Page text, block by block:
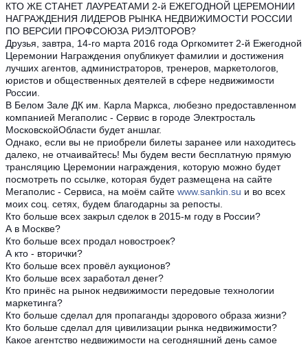
КТО ЖЕ СТАНЕТ ЛАУРЕАТАМИ 2-й ЕЖЕГОДНОЙ ЦЕРЕМОНИИ
НАГРАЖДЕНИЯ ЛИДЕРОВ РЫНКА НЕДВИЖИМОСТИ РОССИИ
ПО ВЕРСИИ ПРОФСОЮЗА РИЭЛТОРОВ?
Друзья, завтра, 14-го марта 2016 года Оргкомитет 2-й Ежегодной
Церемонии Награждения опубликует фамилии и достижения
лучших агентов, администраторов, тренеров, маркетологов,
юристов и общественных деятелей в сфере недвижимости
России.
В Белом Зале ДК им. Карла Маркса, любезно предоставленном
компанией Мегаполис - Сервис в городе Электросталь
МосковскойОбласти будет аншлаг.
Однако, если вы не приобрели билеты заранее или находитесь
далеко, не отчаивайтесь! Мы будем вести бесплатную прямую
трансляцию Церемонии награждения, которую можно будет
посмотреть по ссылке, которая будет размещена на сайте
Мегаполис - Сервиса, на моём сайте www.sankin.su и во всех
моих соц. сетях, будем благодарны за репосты.
Кто больше всех закрыл сделок в 2015-м году в России?
А в Москве?
Кто больше всех продал новостроек?
А кто - вторички?
Кто больше всех провёл аукционов?
Кто больше всех заработал денег?
Кто принёс на рынок недвижимости передовые технологии
маркетинга?
Кто больше сделал для пропаганды здорового образа жизни?
Кто больше сделал для цивилизации рынка недвижимости?
Какое агентство недвижимости на сегодняшний день самое